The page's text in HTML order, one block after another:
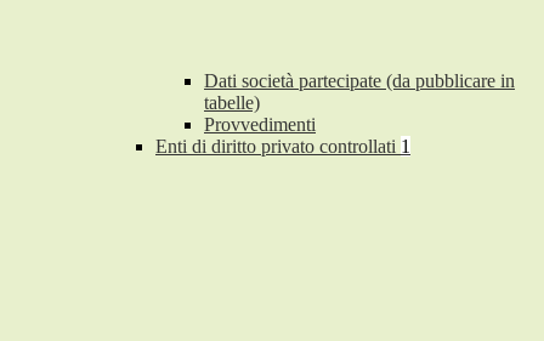
Dati società partecipate (da pubblicare in
tabelle)
Provvedimenti
Enti di diritto privato controllati 1